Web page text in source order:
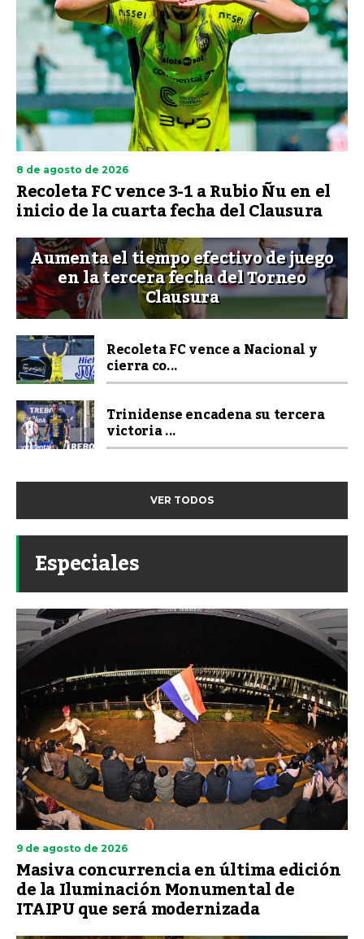
8 de agosto de 2026
Recoleta FC vence 3-1 a Rubio Ñu en el
inicio de la cuarta fecha del Clausura
Aumenta el tiempo efectivo de juego
en la tercera fecha del Torneo
Clausura
Recoleta FC vence a Nacional y
cierra co...
Trinidense encadena su tercera
victoria ...
VER TODOS
Especiales
9 de agosto de 2026
Masiva concurrencia en última edición
de la Iluminación Monumental de
ITAIPU que será modernizada